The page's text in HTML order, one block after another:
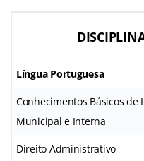
Língua Portuguesa
Conhecimentos Básicos de
Municipal e Interna
Direito Administrativo